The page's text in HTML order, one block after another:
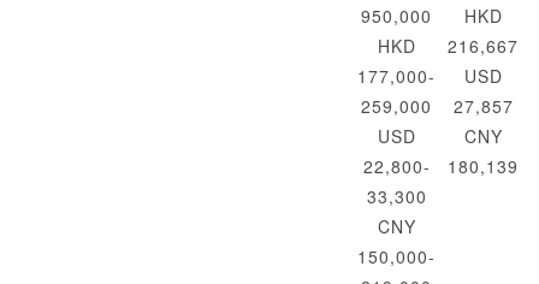
950,000
HKD
177,000-
259,000
USD
22,800-
33,300
CNY
150,000-
HKD
216,667
USD
27,857
CNY
180,139